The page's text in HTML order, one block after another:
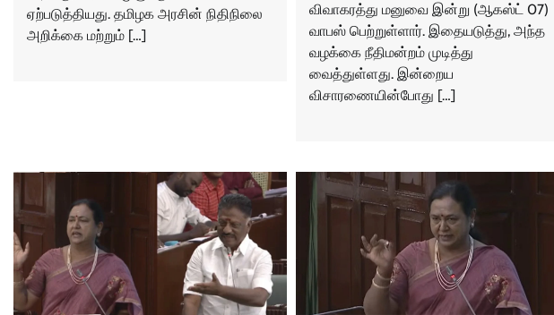
ஏற்படுத்தியது. தமிழக அரசின் நிதிநிலை
அறிக்கை மற்றும் […]
விவாகரத்து மனுவை இன்று (ஆகஸ்ட் 07)
வாபஸ் பெற்றுள்ளார். இதையடுத்து, அந்த
வழக்கை நீதிமன்றம் முடித்து
வைத்துள்ளது. இன்றைய
விசாரணையின்போது […]